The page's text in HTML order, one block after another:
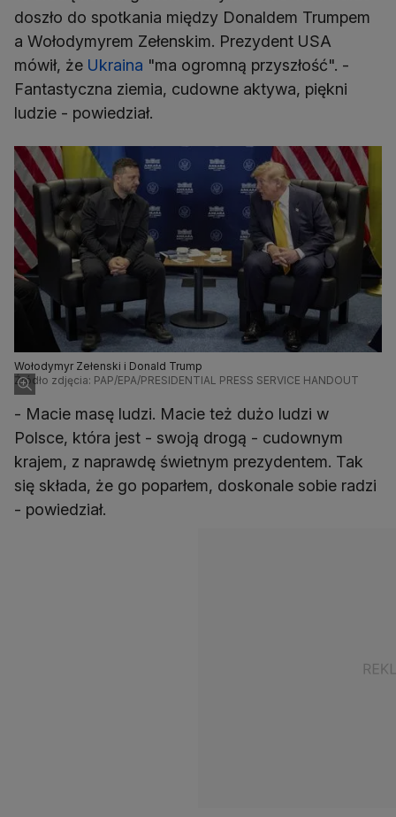
doszło do spotkania między Donaldem Trumpem
a Wołodymyrem Zełenskim. Prezydent USA
mówił, że Ukraina "ma ogromną przyszłość". -
Fantastyczna ziemia, cudowne aktywa, piękni
ludzie - powiedział.
Wołodymyr Zełenski i Donald Trump
Źródło zdjęcia: PAP/EPA/PRESIDENTIAL PRESS SERVICE HANDOUT
- Macie masę ludzi. Macie też dużo ludzi w
Polsce, która jest - swoją drogą - cudownym
krajem, z naprawdę świetnym prezydentem. Tak
się składa, że go poparłem, doskonale sobie radzi
- powiedział.